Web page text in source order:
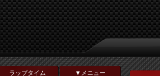
ラップタイム ▼メニュー